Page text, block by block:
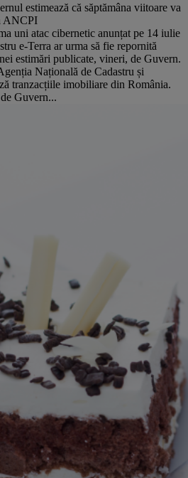
estimează că săptămâna viitoare va
ANCPI
uni atac cibernetic anunțat pe 14 iulie
e-Terra ar urma să fie repornită
estimări publicate, vineri, de Guvern.
Națională de Cadastru și
tranzacțiile imobiliare din România.
Guvern...